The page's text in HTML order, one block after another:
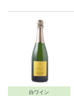
白ワイン